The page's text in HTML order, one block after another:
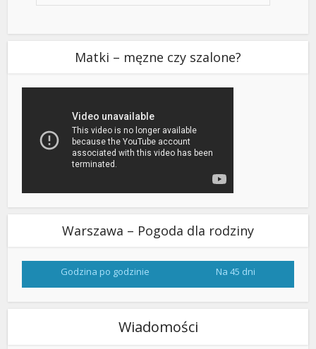
Matki – męzne czy szalone?
Warszawa – Pogoda dla rodziny
Godzina po godzinie Na 45 dni
Wiadomości